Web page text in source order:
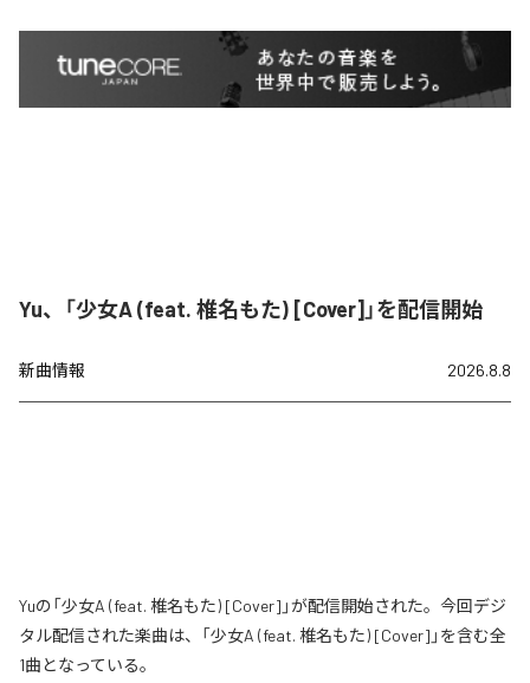
Yu、「少女A (feat. 椎名もた) [Cover]」を配信開始
新曲情報 2026.8.8
Yuの「少女A (feat. 椎名もた) [Cover]」が配信開始された。今回デジ
タル配信された楽曲は、「少女A (feat. 椎名もた) [Cover]」を含む全
1曲となっている。